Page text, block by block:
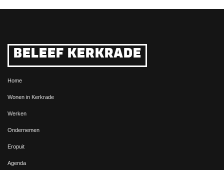
BELEEF KERKRADE
Home
Wonen in Kerkrade
Werken
Ondernemen
Eropuit
Agenda